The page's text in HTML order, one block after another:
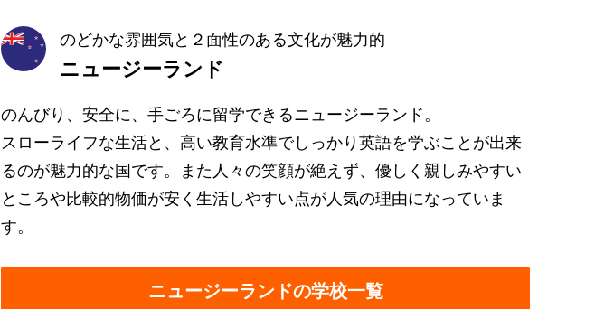
のどかな雰囲気と２面性のある文化が魅力的
ニュージーランド
のんびり、安全に、手ごろに留学できるニュージーランド。
スローライフな生活と、高い教育水準でしっかり英語を学ぶことが出来
るのが魅力的な国です。また人々の笑顔が絶えず、優しく親しみやすい
ところや比較的物価が安く生活しやすい点が人気の理由になっていま
す。
ニュージーランドの学校一覧